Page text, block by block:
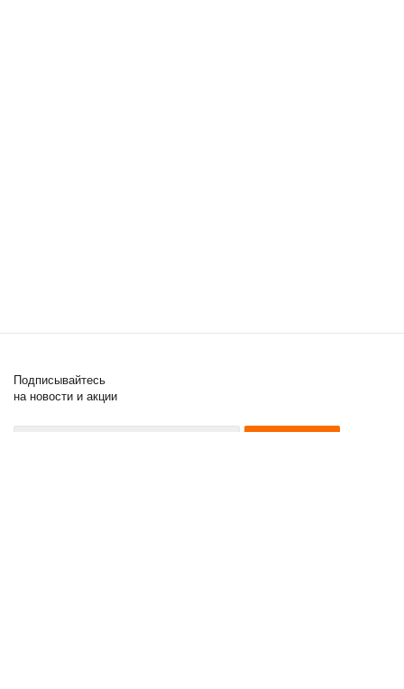
Подписывайтесь
на новости и акции